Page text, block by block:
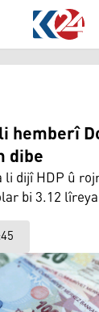
hemberî
dibe
dijî HDP û
bi 3.12